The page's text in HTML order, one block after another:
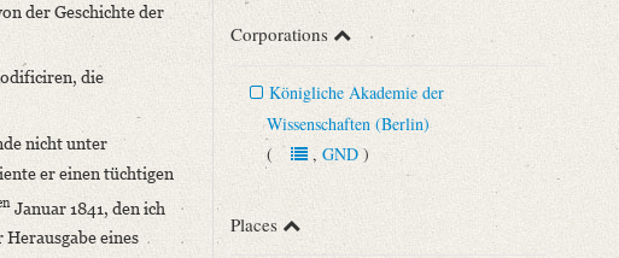
der Geschichte der
die
nicht unter
er einen tüchtigen
Januar 1841, den ich
eines
Corporations
Königliche Akademie der
Wissenschaften (Berlin)
(, GND)
Places